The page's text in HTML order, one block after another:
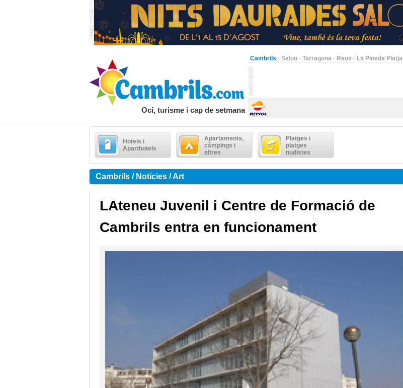
Cambrils · Salou · Tarragona · Reus · La Pineda Platja
Oci, turisme i cap de setmana
Hotels i
Aparthotels
Apartaments,
càmpings i
altres
Platges i
platges
nudistes
Cambrils / Notícies / Art
LAteneu Juvenil i Centre de Formació de
Cambrils entra en funcionament